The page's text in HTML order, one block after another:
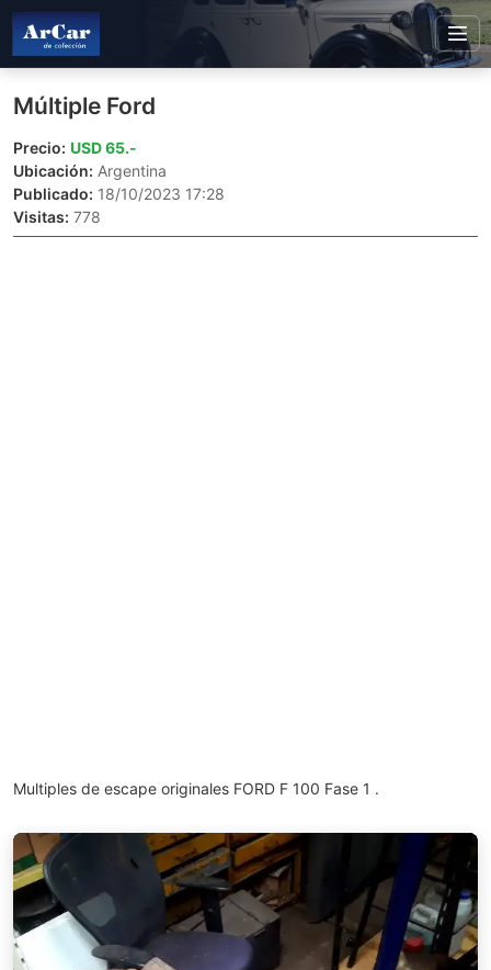
Múltiple Ford
Precio: USD 65.-
Ubicación: Argentina
Publicado: 18/10/2023 17:28
Visitas: 778
Multiples de escape originales FORD F 100 Fase 1 .